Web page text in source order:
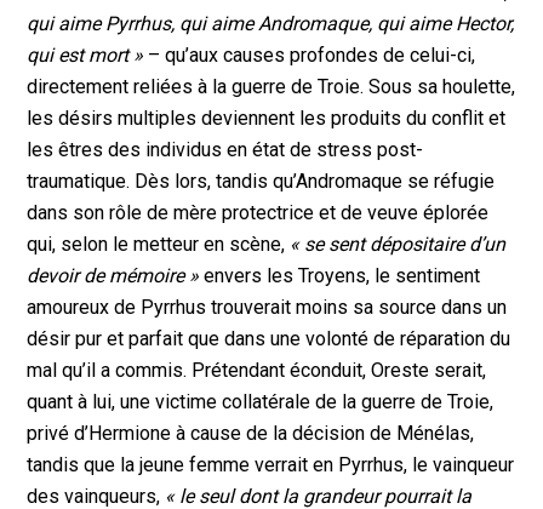
qui aime Pyrrhus, qui aime Andromaque, qui aime Hector,
qui est mort » – qu’aux causes profondes de celui-ci,
directement reliées à la guerre de Troie. Sous sa houlette,
les désirs multiples deviennent les produits du conflit et
les êtres des individus en état de stress post-
traumatique. Dès lors, tandis qu’Andromaque se réfugie
dans son rôle de mère protectrice et de veuve éplorée
qui, selon le metteur en scène, « se sent dépositaire d’un
devoir de mémoire » envers les Troyens, le sentiment
amoureux de Pyrrhus trouverait moins sa source dans un
désir pur et parfait que dans une volonté de réparation du
mal qu’il a commis. Prétendant éconduit, Oreste serait,
quant à lui, une victime collatérale de la guerre de Troie,
privé d’Hermione à cause de la décision de Ménélas,
tandis que la jeune femme verrait en Pyrrhus, le vainqueur
des vainqueurs, « le seul dont la grandeur pourrait la